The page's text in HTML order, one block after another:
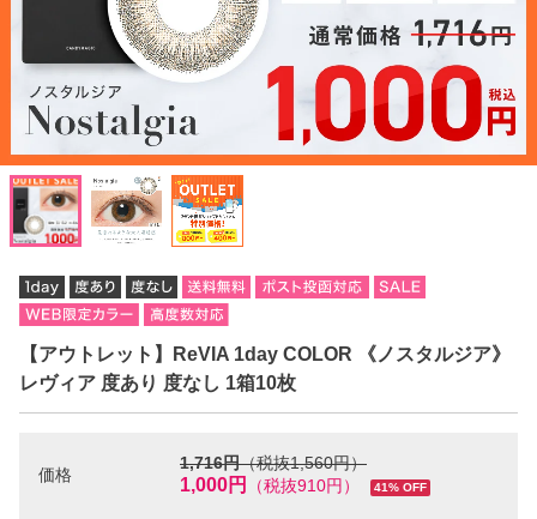
【アウトレット】ReVIA 1day COLOR 《ノスタルジア》
レヴィア 度あり 度なし 1箱10枚
価格
1,716円（税抜1,560円）
1,000円 （税抜910円） 41% OFF